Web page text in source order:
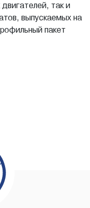
так и
выпускаемых на
пакет